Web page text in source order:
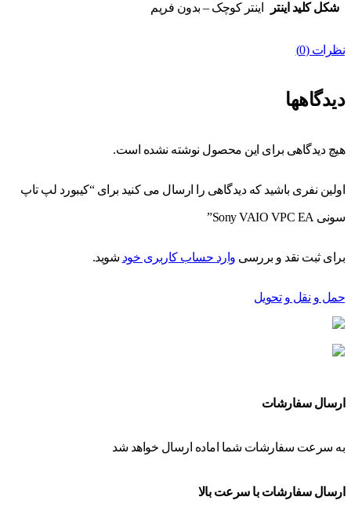
شکل کلید اینتر اینتر کوچک – بدون فریم
نظرات (0)
دیدگاهها
هیچ دیدگاهی برای این محصول نوشته نشده است.
اولین نفری باشید که دیدگاهی را ارسال می کنید برای “کیبورد لپ تاپ
سونی Sony VAIO VPC EA”
برای ثبت نقد و بررسی وارد حساب کاربری خود شوید.
حمل و نقل و تحویل
ارسال سفارشات
به سرعت سفارشات شما اماده ارسال خواهد شد
ارسال سفارشات با سرعت بالا